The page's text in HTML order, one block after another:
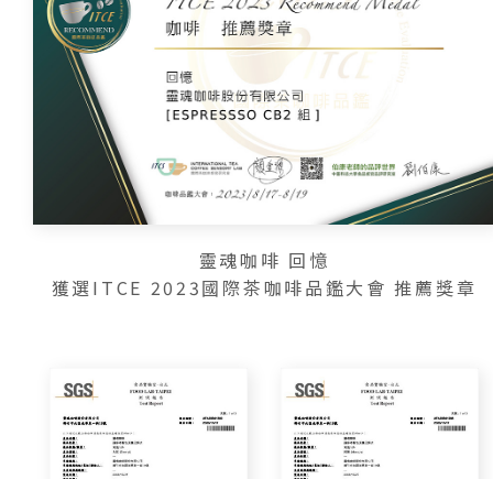
靈魂咖啡 回憶
獲選ITCE 2023國際茶咖啡品鑑大會 推薦獎章